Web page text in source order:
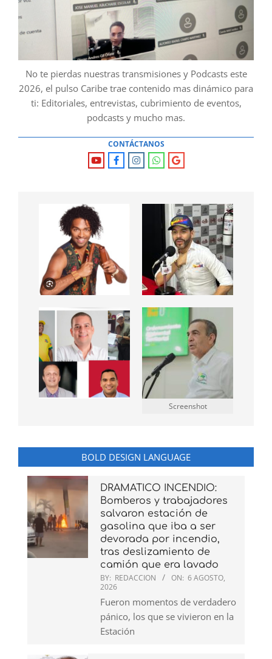
No te pierdas nuestras transmisiones y Podcasts este
2026, el pulso Caribe trae contenido mas dinámico para
ti: Editoriales, entrevistas, cubrimiento de eventos,
podcasts y mucho mas.
CONTÁCTANOS
Screenshot
BOLD DESIGN LANGUAGE
DRAMATICO INCENDIO:
Bomberos y trabajadores
salvaron estación de
gasolina que iba a ser
devorada por incendio,
tras deslizamiento de
camión que era lavado
BY: REDACCION ON: 6 AGOSTO,
2026
Fueron momentos de verdadero
pánico, los que se vivieron en la
Estación